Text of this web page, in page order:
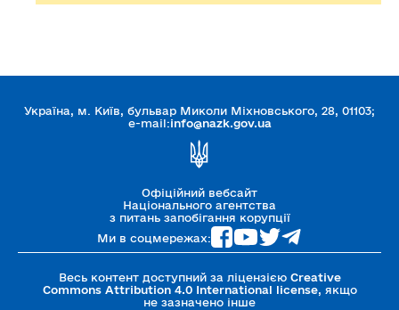
Україна, м. Київ, бульвар Миколи Міхновського, 28, 01103;
e-mail:info@nazk.gov.ua
Офіційний вебсайт
Національного агентства
з питань запобігання корупції
Ми в соцмережах:
Весь контент доступний за ліцензією Creative
Commons Attribution 4.0 International license, якщо
не зазначено інше